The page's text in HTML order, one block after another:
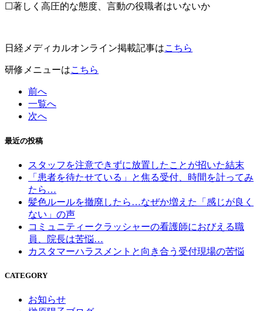
☐著しく高圧的な態度、言動の役職者はいないか
日経メディカルオンライン掲載記事はこちら
研修メニューはこちら
前へ
一覧へ
次へ
最近の投稿
スタッフを注意できずに放置したことが招いた結末
「患者を待たせている」と焦る受付、時間を計ってみ
たら…
髪色ルールを撤廃したら…なぜか増えた「感じが良く
ない」の声
コミュニティークラッシャーの看護師におびえる職
員、院長は苦悩…
カスタマーハラスメントと向き合う受付現場の苦悩
CATEGORY
お知らせ